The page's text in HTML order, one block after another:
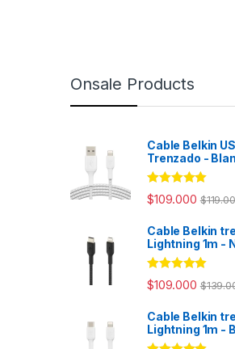
Onsale Products
Cable Belkin
Trenzado -
Rated 4.98
out of 5
$109.000 $
Cable Belkin
Lightning 1m -
Rated 4.94
out of 5
$109.000 $
Cable Belkin
Lightning 1m -